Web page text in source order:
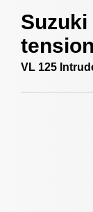
Suzuki
tension
VL 125